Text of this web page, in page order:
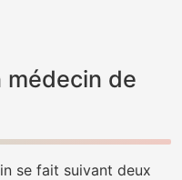
médecin de
se fait suivant deux